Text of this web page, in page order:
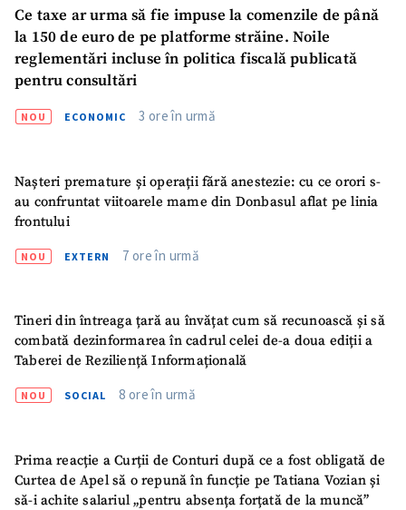
Ce taxe ar urma să fie impuse la comenzile de până
la 150 de euro de pe platforme străine. Noile
reglementări incluse în politica fiscală publicată
pentru consultări
NOU ECONOMIC 3 ore în urmă
Nașteri premature și operații fără anestezie: cu ce orori s-
au confruntat viitoarele mame din Donbasul aflat pe linia
frontului
NOU EXTERN 7 ore în urmă
Tineri din întreaga țară au învățat cum să recunoască și să
combată dezinformarea în cadrul celei de-a doua ediții a
Taberei de Reziliență Informațională
NOU SOCIAL 8 ore în urmă
Prima reacție a Curții de Conturi după ce a fost obligată de
Curtea de Apel să o repună în funcție pe Tatiana Vozian și
să-i achite salariul „pentru absența forțată de la muncă”
CONTACT SURSĂ
Sursă anonimă
Nume+ Numele meu
Email+ Emailul meu
TRIMITE ȘTIREA